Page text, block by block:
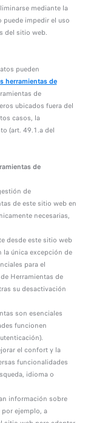
mediante la
puede impedir el uso
del sitio web.
pueden
herramientas de
de
ubicados fuera del
casos, la
(art. 49.1.a del
de
de
de este sitio web en
necesarias,
desde este sitio web
la única excepción de
para el
Herramientas de
su desactivación
son esenciales
funcionen
el confort y la
funcionalidades
idioma o
información sobre
ejemplo, a